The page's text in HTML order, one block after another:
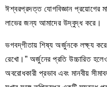
ঈশ্বরপ্রদত্ত যোগবিজ্ঞান প্রয়োগের
লাভের জন্য আমাদের উদ্বুদ্ধ করে।
ভগবদ্‌‌গীতায় শিষ্য অর্জুনকে লক্ষ্য
রেখো।” অর্জুনের প্রতি উচ্চারিত
অবরোধকারী প্রভাব এবং মানবীয়